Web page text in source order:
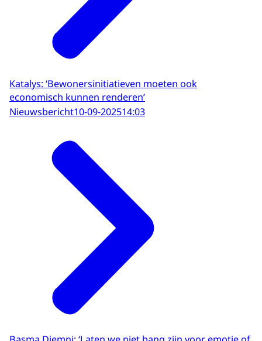
Katalys: ‘Bewonersinitiatieven moeten ook
economisch kunnen renderen’
Nieuwsbericht10-09-202514:03